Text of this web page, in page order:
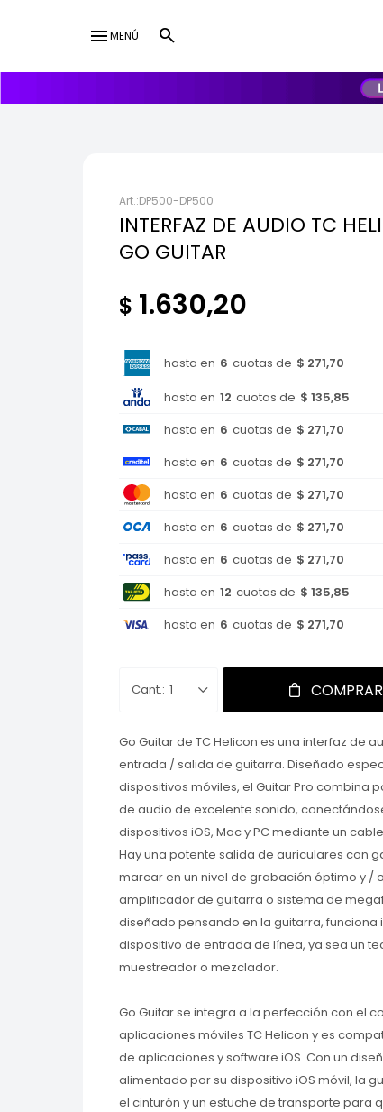
menuMENÚ
DP500-DP500
INTERFAZ DE AUDIO TC
GO GUITAR
$ 1.630,20
hasta en 6 cuotas de $ 271,70
hasta en 12 cuotas de $ 135,85
hasta en 6 cuotas de $ 271,70
hasta en 6 cuotas de $ 271,70
hasta en 6 cuotas de $ 271,70
hasta en 6 cuotas de $ 271,70
hasta en 6 cuotas de $ 271,70
hasta en 12 cuotas de $ 135,85
hasta en 6 cuotas de $ 271,70
1 COMPRAR
Go Guitar de TC Helicon es una interfaz de
entrada / salida de guitarra. Diseñado
dispositivos móviles, el Guitar Pro combina
de audio de excelente sonido,
dispositivos iOS, Mac y PC mediante un
Hay una potente salida de auriculares con
marcar en un nivel de grabación óptimo y /
amplificador de guitarra o sistema de
diseñado pensando en la guitarra,
dispositivo de entrada de línea, ya sea un
muestreador o mezclador.
Go Guitar se integra a la perfección con el
aplicaciones móviles TC Helicon y es
de aplicaciones y software iOS. Con un
alimentado por su dispositivo iOS móvil, la
el cinturón y un estuche de transporte para